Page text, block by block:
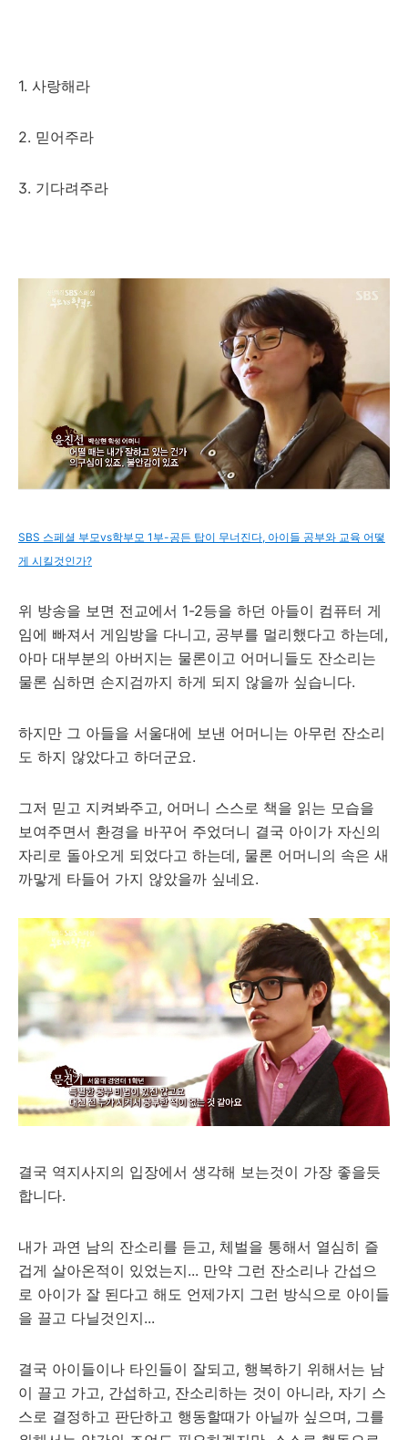
1. 사랑해라
2. 믿어주라
3. 기다려주라
SBS 스페셜 부모vs학부모 1부-공든 탑이 무너진다, 아이들 공부와 교육 어떻
게 시킬것인가?
위 방송을 보면 전교에서 1-2등을 하던 아들이 컴퓨터 게
임에 빠져서 게임방을 다니고, 공부를 멀리했다고 하는데,
아마 대부분의 아버지는 물론이고 어머니들도 잔소리는
물론 심하면 손지검까지 하게 되지 않을까 싶습니다.
하지만 그 아들을 서울대에 보낸 어머니는 아무런 잔소리
도 하지 않았다고 하더군요.
그저 믿고 지켜봐주고, 어머니 스스로 책을 읽는 모습을
보여주면서 환경을 바꾸어 주었더니 결국 아이가 자신의
자리로 돌아오게 되었다고 하는데, 물론 어머니의 속은 새
까맣게 타들어 가지 않았을까 싶네요.
결국 역지사지의 입장에서 생각해 보는것이 가장 좋을듯
합니다.
내가 과연 남의 잔소리를 듣고, 체벌을 통해서 열심히 즐
겁게 살아온적이 있었는지... 만약 그런 잔소리나 간섭으
로 아이가 잘 된다고 해도 언제가지 그런 방식으로 아이들
을 끌고 다닐것인지...
결국 아이들이나 타인들이 잘되고, 행복하기 위해서는 남
이 끌고 가고, 간섭하고, 잔소리하는 것이 아니라, 자기 스
스로 결정하고 판단하고 행동할때가 아닐까 싶으며, 그를